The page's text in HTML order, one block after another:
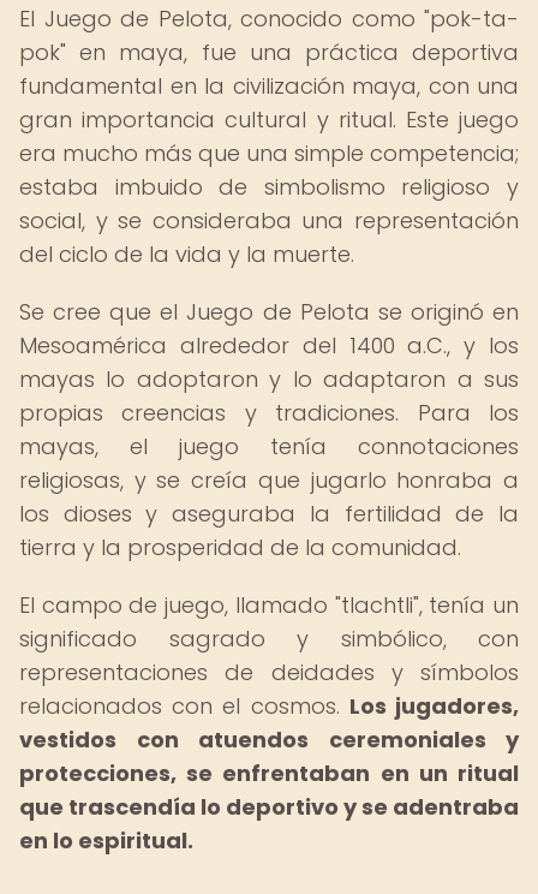
El Juego de Pelota, conocido como "pok-ta-
pok" en maya, fue una práctica deportiva
fundamental en la civilización maya, con una
gran importancia cultural y ritual. Este juego
era mucho más que una simple competencia;
estaba imbuido de simbolismo religioso y
social, y se consideraba una representación
del ciclo de la vida y la muerte.
Se cree que el Juego de Pelota se originó en
Mesoamérica alrededor del 1400 a.C., y los
mayas lo adoptaron y lo adaptaron a sus
propias creencias y tradiciones. Para los
mayas, el juego tenía connotaciones
religiosas, y se creía que jugarlo honraba a
los dioses y aseguraba la fertilidad de la
tierra y la prosperidad de la comunidad.
El campo de juego, llamado "tlachtli", tenía un
significado sagrado y simbólico, con
representaciones de deidades y símbolos
relacionados con el cosmos. Los jugadores,
vestidos con atuendos ceremoniales y
protecciones, se enfrentaban en un ritual
que trascendía lo deportivo y se adentraba
en lo espiritual.